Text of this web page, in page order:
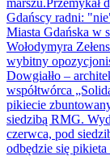
marszu.Przemykał
Gdańscy radni:
Miasta Gdańska w
Wołodymyra
wybitny
Dowgiałło –
współtwórca
pikiecie
siedzibą RMG.
czerwca, pod
odbędzie się